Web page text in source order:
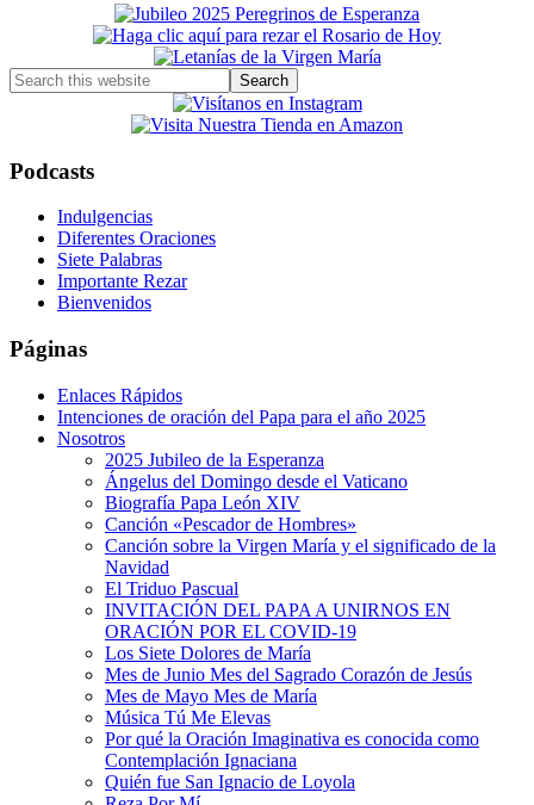
Primary
Sidebar
Search
this
Podcasts
Indulgencias
Diferentes Oraciones
Siete Palabras
Importante Rezar
Bienvenidos
Páginas
Enlaces Rápidos
Intenciones de oración del Papa para el año 2025
Nosotros
2025 Jubileo de la Esperanza
Ángelus del Domingo desde el Vaticano
Biografía Papa León XIV
Canción «Pescador de Hombres»
Canción sobre la Virgen María y el significado de la
Navidad
El Triduo Pascual
INVITACIÓN DEL PAPA A UNIRNOS EN
ORACIÓN POR EL COVID-19
Los Siete Dolores de María
Mes de Junio Mes del Sagrado Corazón de Jesús
Mes de Mayo Mes de María
Música Tú Me Elevas
Por qué la Oración Imaginativa es conocida como
Contemplación Ignaciana
Quién fue San Ignacio de Loyola